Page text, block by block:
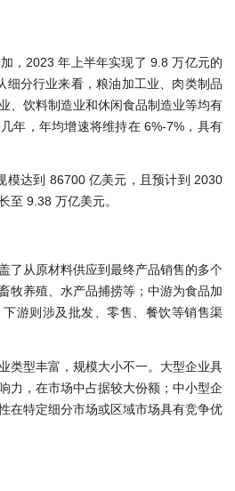
，2023 年上半年实现了 9.8 万亿元的
细分行业来看，粮油加工业、肉类制品
、饮料制造业和休闲食品制造业等均有
年，年均增速将维持在 6%-7%，具有
模达到 86700 亿美元，且预计到 2030
至 9.38 万亿美元。
了从原材料供应到最终产品销售的多个
牧养殖、水产品捕捞等；中游为食品加
游则涉及批发、零售、餐饮等销售渠
类型丰富，规模大小不一。大型企业具
力，在市场中占据较大份额；中小型企
在特定细分市场或区域市场具有竞争优